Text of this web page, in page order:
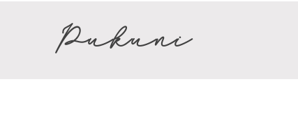
Pukuni